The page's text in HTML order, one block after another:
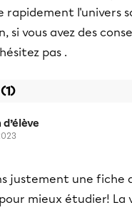
rapidement l'univers
si vous avez des
pas .
justement une fiche
mieux étudier! La